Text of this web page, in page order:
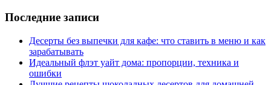
Последние записи
Десерты без выпечки для кафе: что ставить в меню и как
зарабатывать
Идеальный флэт уайт дома: пропорции, техника и
ошибки